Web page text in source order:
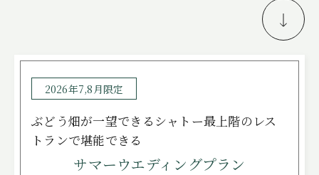
BRIDAL FAIR
ウエディングプラン
REPORT
2026年7,8月限定
ぶどう畑が一望できるシャトー最上階のレス
トランで堪能できる
サマーウエディングプラン